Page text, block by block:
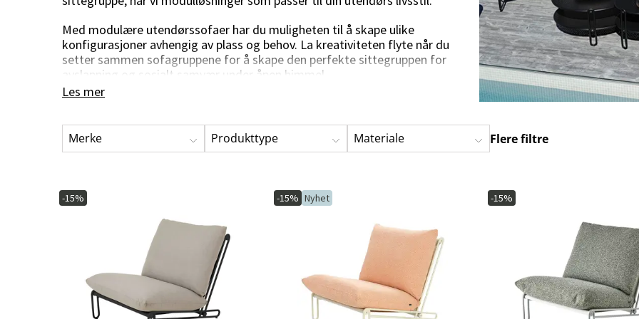
Serveringsvogner
Bordplater
Bordunderstell
Hengestoler
Hammockputer
Vedlikehold og oppbevaring
Oppbevaringsboks
Oljer og farge
Rengjøringsmiddel
Soveromsmøbler
Sengegavler
Matgrupper Vedlikeholdsprodukter
Kunstige planter
Blomsterkranser
Blomstrende potte- &
Grønne potte- & hengeplanter
Trær
Juletrær
Vertinnegaver Småoppbevaring
Med modulære utendørssofaer har du muligheten til å skape ulike
konfigurasjoner avhengig av plass og behov. La kreativiteten flyte når du
setter sammen sofagruppene for å skape den perfekte sittegruppen for
avslapning og sosialt samvær under åpen himmel.
Les mer
Merke Produkttype Materiale Flere filtre
-15% -15% Nyhet -15%